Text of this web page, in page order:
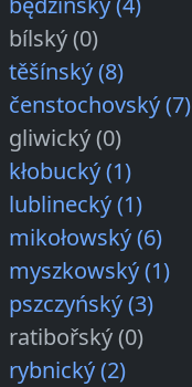
bílský (0)
těšínský (8)
čenstochovský (7)
gliwický (0)
kłobucký (1)
lublinecký (1)
mikołowský (6)
myszkowský (1)
pszczyńský (3)
ratibořský (0)
rybnický (2)